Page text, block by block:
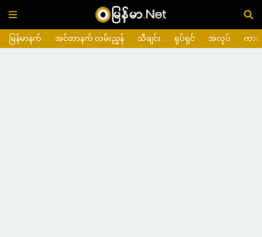
မြန်မာနက် အင်တာနက် လမ်းညွှန် သီချင်း ရုပ်ရှင် အလုပ် ကား